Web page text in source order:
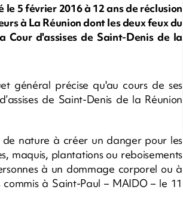
5 février 2016 à 12 ans de réclusion
à La Réunion dont les deux feux du
d'assises de Saint-Denis de la
général précise qu'au cours de ses
de Saint-Denis de la Réunion
nature à créer un danger pour les
maquis, plantations ou reboisements
à un dommage corporel ou à
à Saint-Paul – MAIDO – le 11